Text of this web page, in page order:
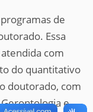
de
Essa
com
do quantitativo
doutorado, com
e